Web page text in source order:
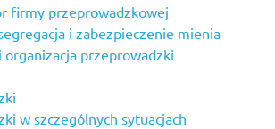
firmy przeprowadzkowej
i zabezpieczenie mienia
organizacja przeprowadzki
w szczególnych sytuacjach